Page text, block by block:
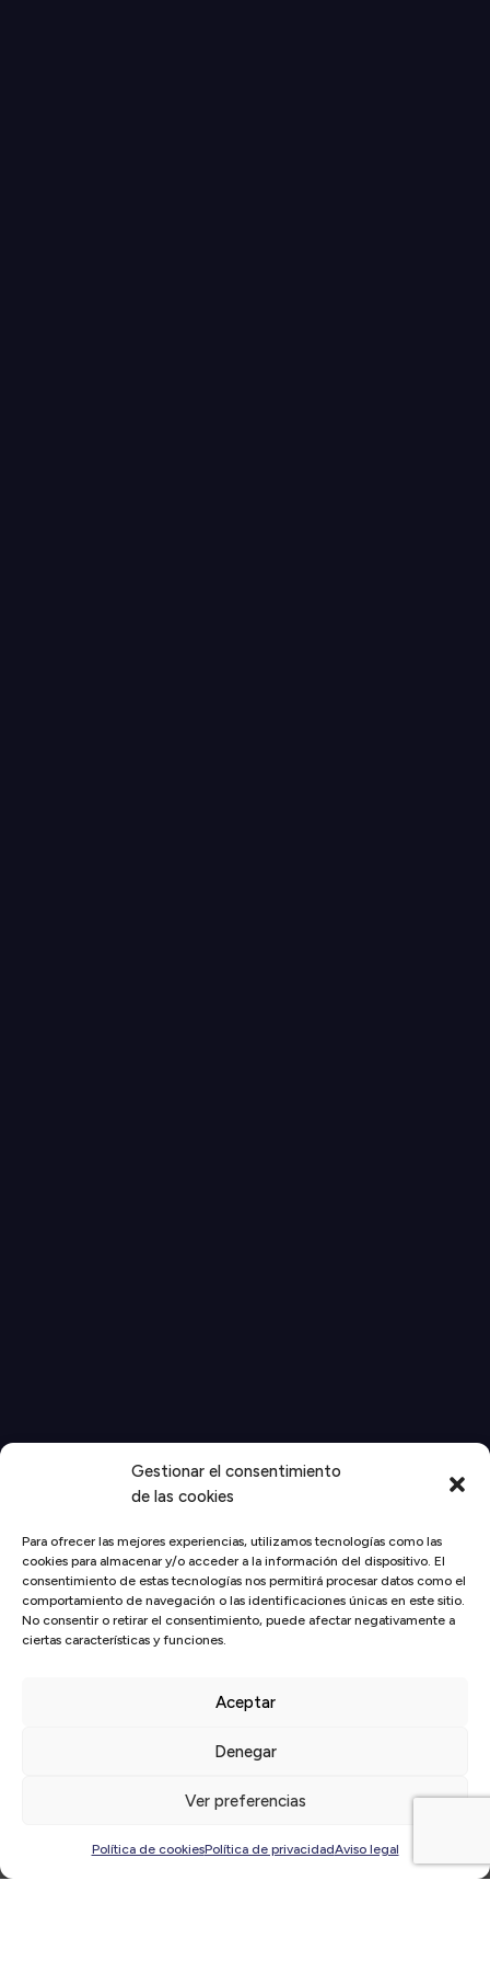
Gestionar el consentimiento
de las cookies
Para ofrecer las mejores experiencias, utilizamos tecnologías como las
cookies para almacenar y/o acceder a la información del dispositivo. El
consentimiento de estas tecnologías nos permitirá procesar datos como el
comportamiento de navegación o las identificaciones únicas en este sitio.
No consentir o retirar el consentimiento, puede afectar negativamente a
ciertas características y funciones.
Aceptar
Denegar
Ver preferencias
Política de cookiesPolítica de privacidadAviso legal
un plan de actividades actualizadas sobre Big Data y Analytics